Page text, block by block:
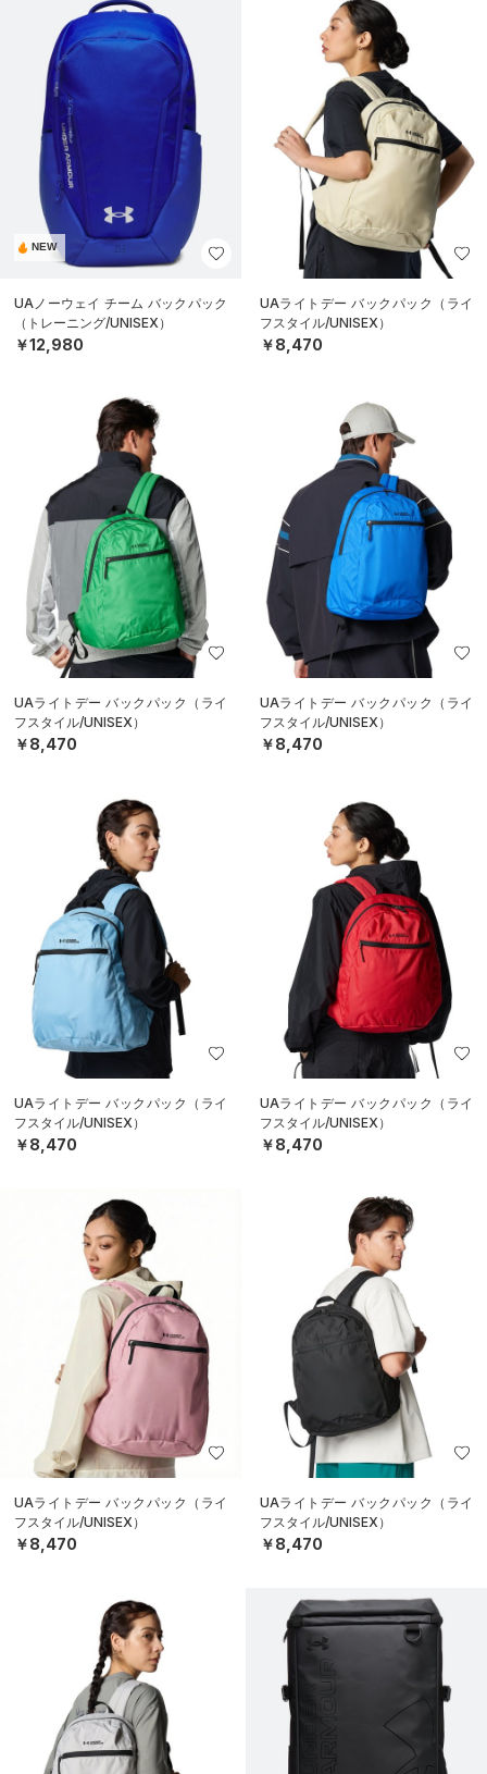
NEW
UAノーウェイ チーム バックパック
（トレーニング/UNISEX）
￥12,980
UAライトデー バックパック（ライ
フスタイル/UNISEX）
￥8,470
UAライトデー バックパック（ライ
フスタイル/UNISEX）
￥8,470
UAライトデー バックパック（ライ
フスタイル/UNISEX）
￥8,470
UAライトデー バックパック（ライ
フスタイル/UNISEX）
￥8,470
UAライトデー バックパック（ライ
フスタイル/UNISEX）
￥8,470
UAライトデー バックパック（ライ
フスタイル/UNISEX）
￥8,470
UAライトデー バックパック（ライ
フスタイル/UNISEX）
￥8,470